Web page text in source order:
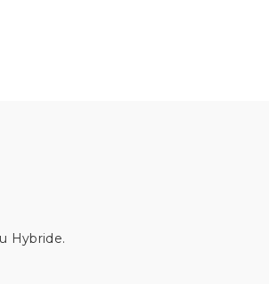
Hybride.